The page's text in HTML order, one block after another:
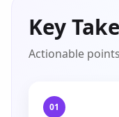
Key
Actionable
01